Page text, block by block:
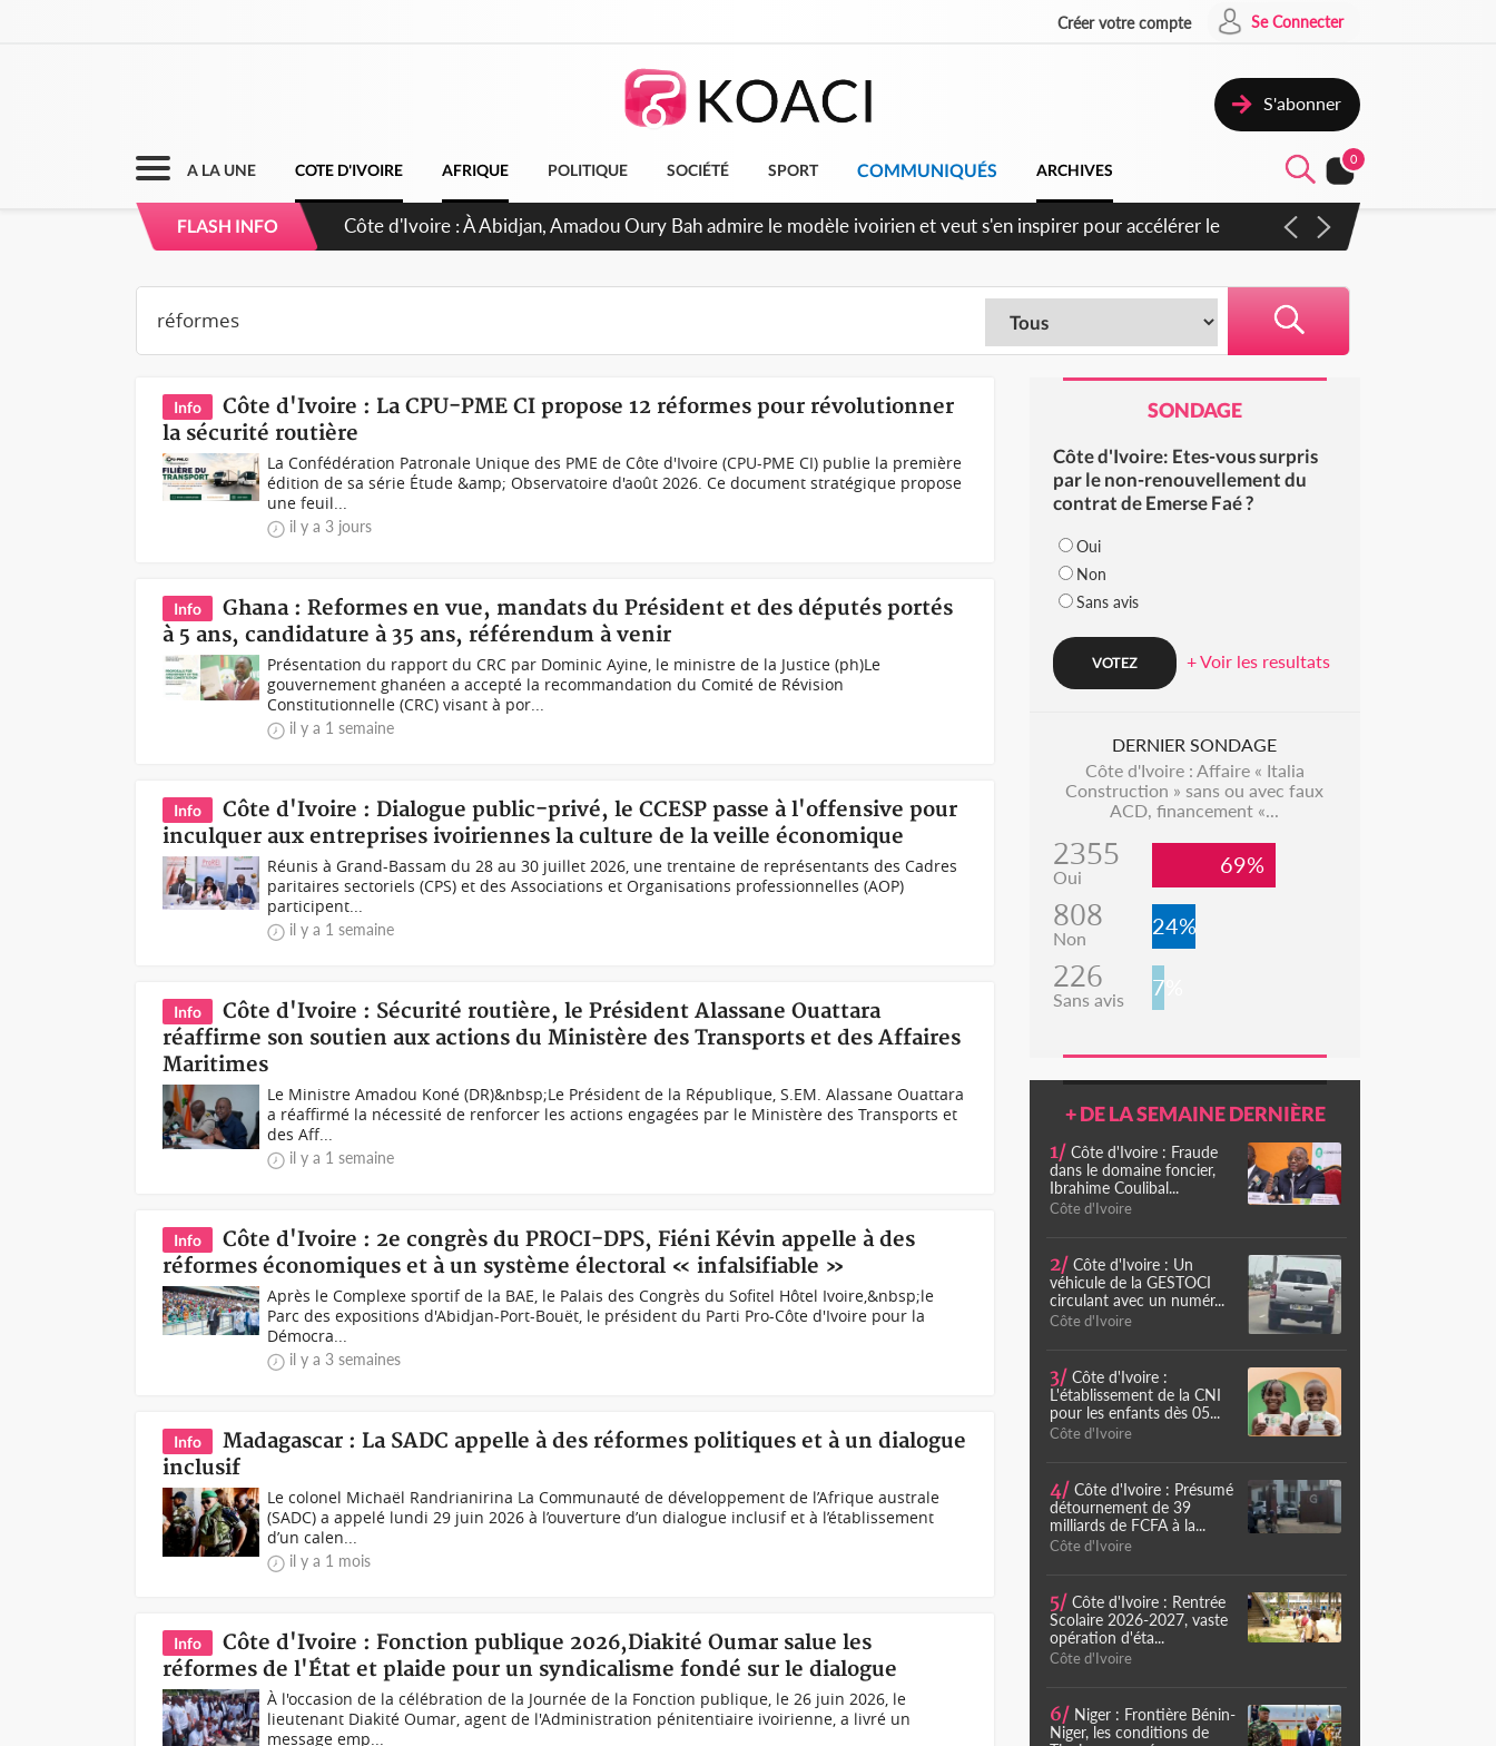
Créer votre compte Se Connecter
S'abonner
A LA UNE COTE D'IVOIRE AFRIQUE POLITIQUE SOCIÉTÉ SPORT COMMUNIQUÉS ARCHIVES
0
FLASH INFO
Côte d'Ivoire : 23 milliards FCFA de la France pour le métro d'Abidjan et les Agoras : un nouveau coup
Info
Côte d'Ivoire : La CPU-PME CI propose 12 réformes pour révolutionner
la sécurité routière
La Confédération Patronale Unique des PME de Côte d'Ivoire (CPU-PME CI) publie la première
édition de sa série Étude &amp; Observatoire d'août 2026. Ce document stratégique propose
une feuil...
il y a 3 jours
Info
Ghana : Reformes en vue, mandats du Président et des députés portés
à 5 ans, candidature à 35 ans, référendum à venir
Présentation du rapport du CRC par Dominic Ayine, le ministre de la Justice (ph)Le
gouvernement ghanéen a accepté la recommandation du Comité de Révision
Constitutionnelle (CRC) visant à por...
il y a 1 semaine
Info
Côte d'Ivoire : Dialogue public-privé, le CCESP passe à l'offensive pour
inculquer aux entreprises ivoiriennes la culture de la veille économique
Réunis à Grand-Bassam du 28 au 30 juillet 2026, une trentaine de représentants des Cadres
paritaires sectoriels (CPS) et des Associations et Organisations professionnelles (AOP)
participent...
il y a 1 semaine
Info
Côte d'Ivoire : Sécurité routière, le Président Alassane Ouattara
réaffirme son soutien aux actions du Ministère des Transports et des Affaires
Maritimes
Le Ministre Amadou Koné (DR)&nbsp;Le Président de la République, S.EM. Alassane Ouattara
a réaffirmé la nécessité de renforcer les actions engagées par le Ministère des Transports et
des Aff...
il y a 1 semaine
Info
Côte d'Ivoire : 2e congrès du PROCI-DPS, Fiéni Kévin appelle à des
réformes économiques et à un système électoral « infalsifiable »
Après le Complexe sportif de la BAE, le Palais des Congrès du Sofitel Hôtel Ivoire,&nbsp;le
Parc des expositions d'Abidjan-Port-Bouët, le président du Parti Pro-Côte d'Ivoire pour la
Démocra...
il y a 3 semaines
Info
Madagascar : La SADC appelle à des réformes politiques et à un dialogue
inclusif
Le colonel Michaël Randrianirina La Communauté de développement de l’Afrique australe
(SADC) a appelé lundi 29 juin 2026 à l’ouverture d’un dialogue inclusif et à l’établissement
d’un calen...
il y a 1 mois
Info
Côte d'Ivoire : Fonction publique 2026,Diakité Oumar salue les
réformes de l'État et plaide pour un syndicalisme fondé sur le dialogue
À l'occasion de la célébration de la Journée de la Fonction publique, le 26 juin 2026, le
lieutenant Diakité Oumar, agent de l'Administration pénitentiaire ivoirienne, a livré un
message emp...
SONDAGE
Côte d'Ivoire: Etes-vous surpris
par le non-renouvellement du
contrat de Emerse Faé ?
Oui
Non
Sans avis
+ Voir les resultats
DERNIER SONDAGE
Côte d'Ivoire : Affaire « Italia
Construction » sans ou avec faux
ACD, financement «...
2355
Oui 69%
808
Non 24%
226
Sans avis 7%
+ DE LA SEMAINE DERNIÈRE
1/ Côte d'Ivoire : Fraude
dans le domaine foncier,
Ibrahime Coulibal...
Côte d'Ivoire
2/ Côte d'Ivoire : Un
véhicule de la GESTOCI
circulant avec un numér...
Côte d'Ivoire
3/ Côte d'Ivoire :
L'établissement de la CNI
pour les enfants dès 05...
Côte d'Ivoire
4/ Côte d'Ivoire : Présumé
détournement de 39
milliards de FCFA à la...
Côte d'Ivoire
5/ Côte d'Ivoire : Rentrée
Scolaire 2026-2027, vaste
opération d'éta...
Côte d'Ivoire
6/ Niger : Frontière Bénin-
Niger, les conditions de